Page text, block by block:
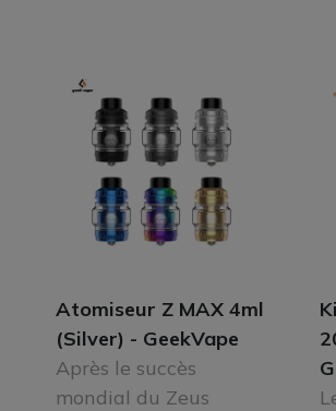
Atomiseur Z MAX 4ml
(Silver) - GeekVape
Après le succès
mondial du Zeus